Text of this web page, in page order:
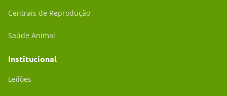
Centrais de Reprodução
Saúde Animal
Institucional
Leilões